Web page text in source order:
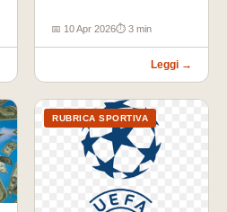
📅 10 Apr 2026⏱ 3 min
Leggi →
RUBRICA SPORTIVA